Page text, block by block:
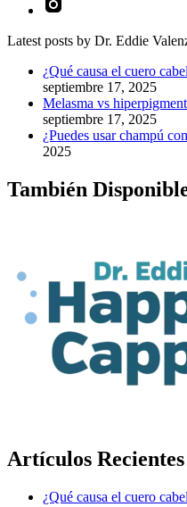
Latest posts by Dr. Eddie
¿Qué causa el cuero
septiembre 17, 2025
Melasma vs
septiembre 17, 2025
¿Puedes usar champú
2025
También
Artículos Recientes
¿Qué causa el cuero